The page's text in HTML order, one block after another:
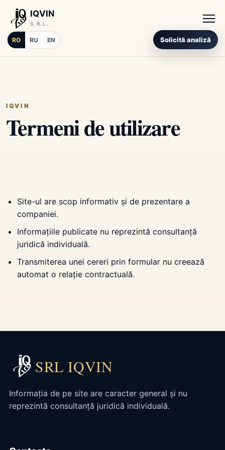
IQVIN
S.R.L.
RO RU EN Solicită analiză
IQVIN
Termeni de utilizare
Site-ul are scop informativ și de prezentare a
companiei.
Informațiile publicate nu reprezintă consultanță
juridică individuală.
Transmiterea unei cereri prin formular nu creează
automat o relație contractuală.
SRL IQVIN
Informația de pe site are caracter general și nu
reprezintă consultanță juridică individuală.